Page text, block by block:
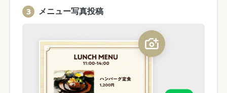
メニュー写真投稿